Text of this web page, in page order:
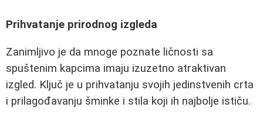
Prihvatanje prirodnog izgleda
Zanimljivo je da mnoge poznate ličnosti sa
spuštenim kapcima imaju izuzetno atraktivan
izgled. Ključ je u prihvatanju svojih jedinstvenih crta
i prilagođavanju šminke i stila koji ih najbolje ističu.